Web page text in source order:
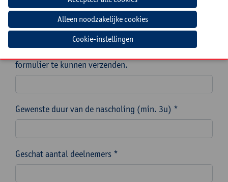
In dit kalenderveld duid je de einddatum van de
periode aan, indien van toepassing.
Vul je dit veld in, kies dan een datum NA de
formulier te kunnen verzenden.
Gewenste duur van de nascholing (min. 3u) *
Geschat aantal deelnemers *
Cookie-instellingen